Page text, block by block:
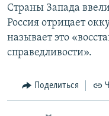
Страны Запада
Россия отрицает
называет это
справедливости».
Поделиться